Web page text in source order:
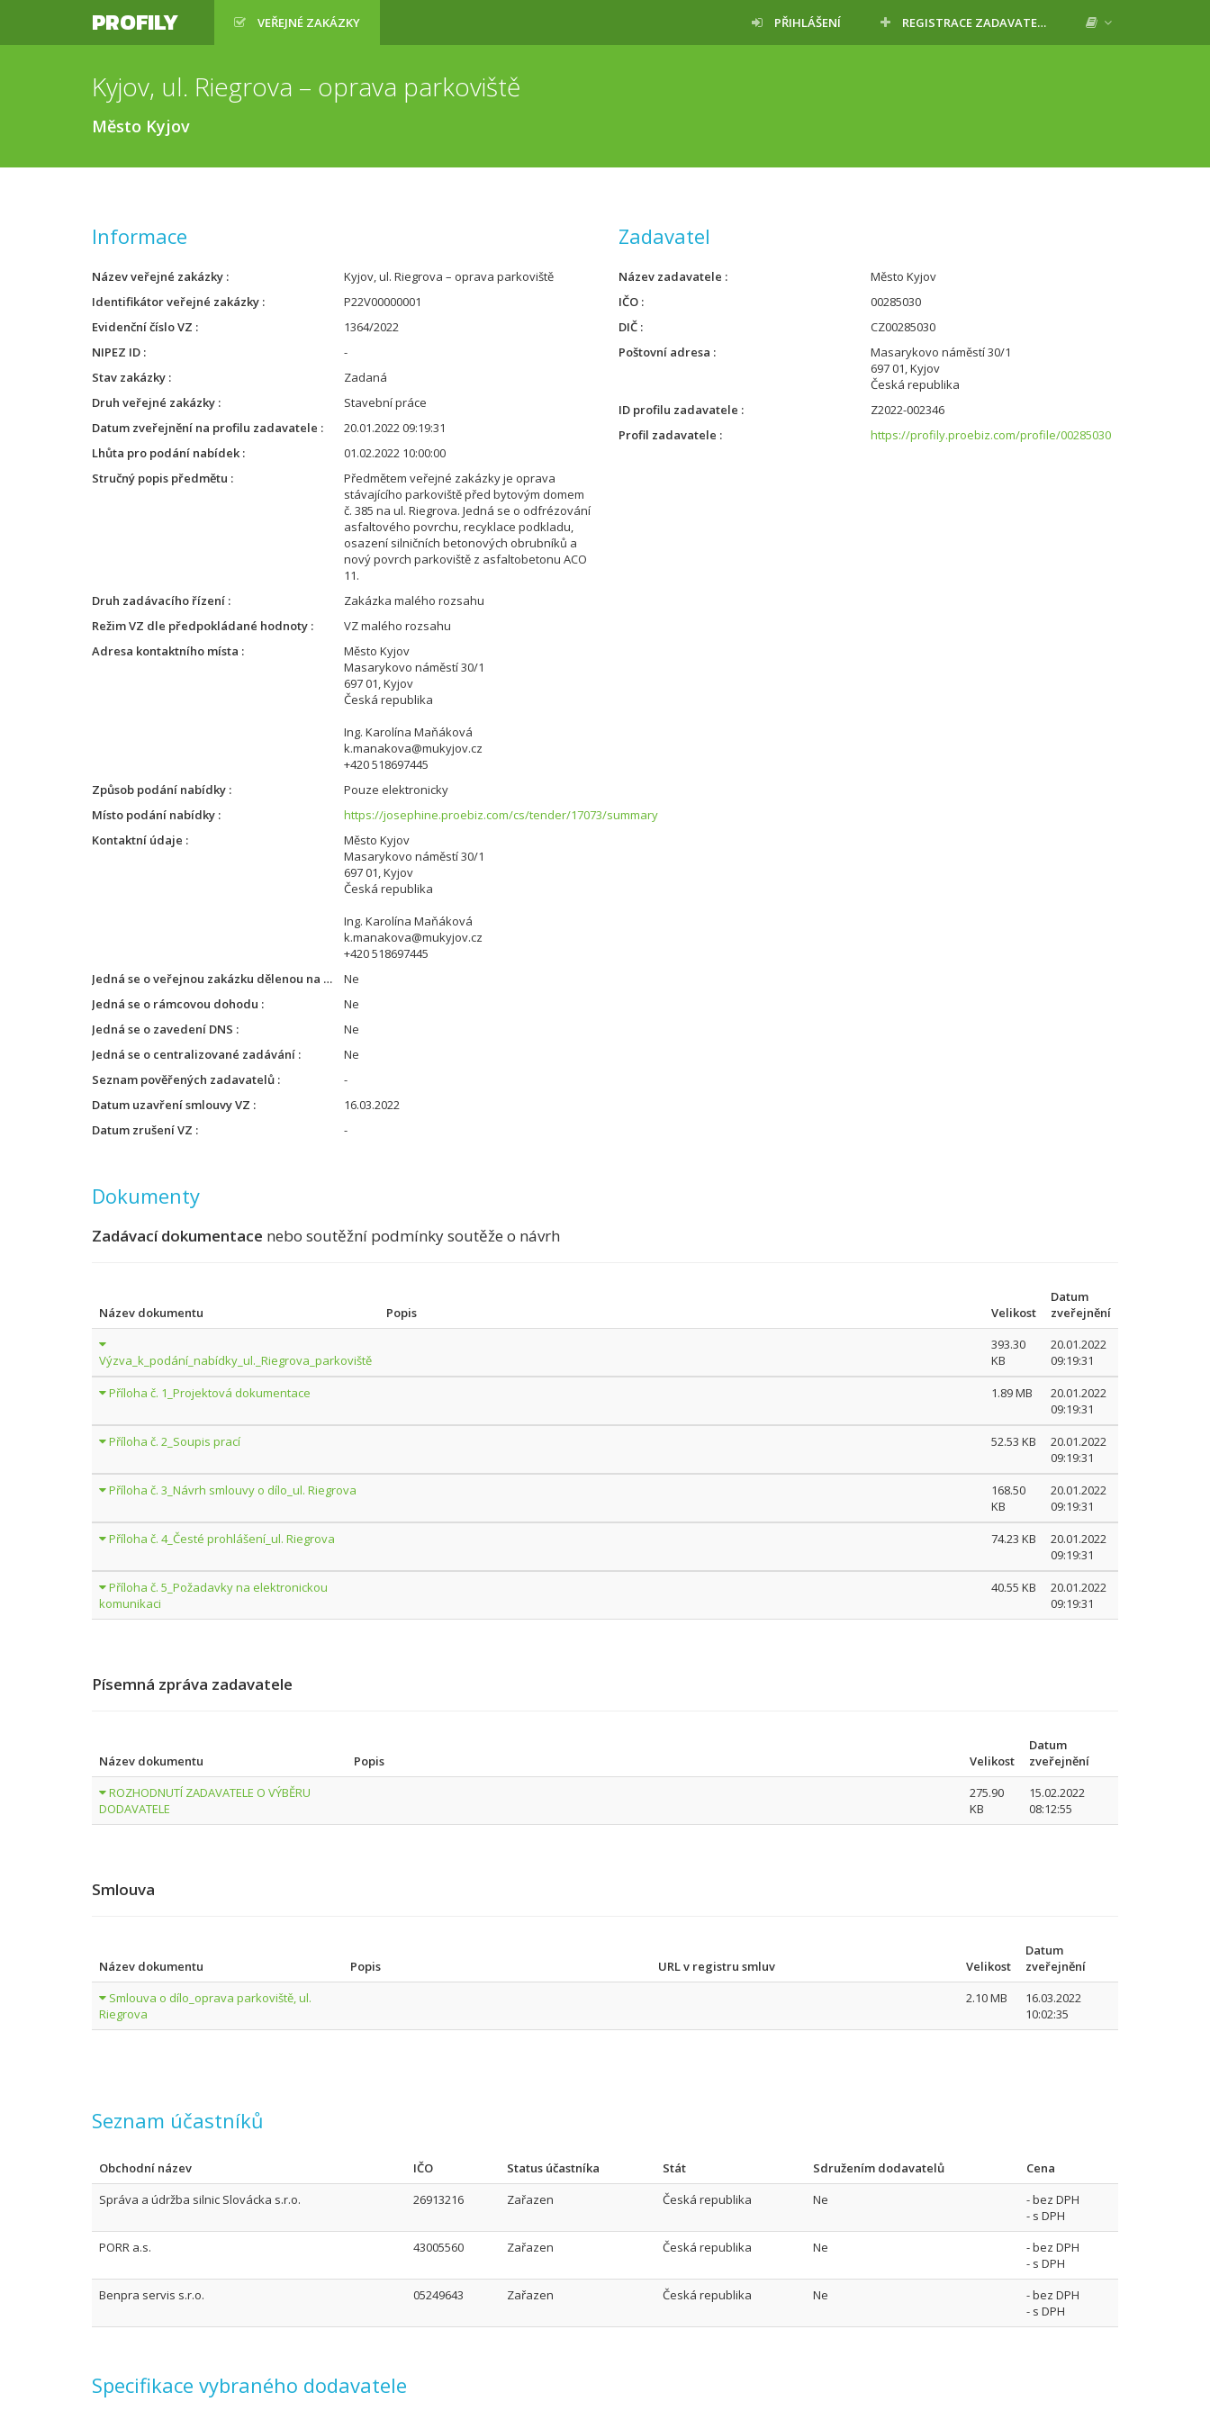
PROFILY VEŘEJNÉ ZAKÁZKY PŘIHLÁŠENÍ REGISTRACE ZADAVATELE
Kyjov, ul. Riegrova – oprava parkoviště
Město Kyjov
Informace
Název veřejné zakázky
Kyjov, ul. Riegrova – oprava parkoviště
Identifikátor veřejné zakázky
P22V00000001
Evidenční číslo VZ
1364/2022
NIPEZ ID
-
Stav zakázky
Zadaná
Druh veřejné zakázky
Stavební práce
Datum zveřejnění na profilu zadavatele
20.01.2022 09:19:31
Lhůta pro podání nabídek
01.02.2022 10:00:00
Stručný popis předmětu
Předmětem veřejné zakázky je oprava
stávajícího parkoviště před bytovým domem
č. 385 na ul. Riegrova. Jedná se o odfrézování
asfaltového povrchu, recyklace podkladu,
osazení silničních betonových obrubníků a
nový povrch parkoviště z asfaltobetonu ACO
11.
Druh zadávacího řízení
Zakázka malého rozsahu
Režim VZ dle předpokládané hodnoty
VZ malého rozsahu
Adresa kontaktního místa
Město Kyjov
Masarykovo náměstí 30/1
697 01, Kyjov
Česká republika
Ing. Karolína Maňáková
k.manakova@mukyjov.cz
+420 518697445
Způsob podání nabídky
Pouze elektronicky
Místo podání nabídky
https://josephine.proebiz.com/cs/tender/17073/summary
Kontaktní údaje
Město Kyjov
Masarykovo náměstí 30/1
697 01, Kyjov
Česká republika
Ing. Karolína Maňáková
k.manakova@mukyjov.cz
+420 518697445
Jedná se o veřejnou zakázku dělenou na části
Ne
Jedná se o rámcovou dohodu
Ne
Jedná se o zavedení DNS
Ne
Jedná se o centralizované zadávání
Ne
Seznam pověřených zadavatelů
-
Datum uzavření smlouvy VZ
16.03.2022
Datum zrušení VZ
-
Zadavatel
Název zadavatele
Město Kyjov
IČO
00285030
DIČ
CZ00285030
Poštovní adresa
Masarykovo náměstí 30/1
697 01, Kyjov
Česká republika
ID profilu zadavatele
Z2022-002346
Profil zadavatele
https://profily.proebiz.com/profile/00285030
Dokumenty
Zadávací dokumentace nebo soutěžní podmínky soutěže o návrh
Název dokumentu Popis Velikost
Datum
zveřejnění
Výzva_k_podání_nabídky_ul._Riegrova_parkoviště
393.30
KB
20.01.2022
09:19:31
Příloha č. 1_Projektová dokumentace
1.89 MB
20.01.2022
09:19:31
Příloha č. 2_Soupis prací
52.53 KB
20.01.2022
09:19:31
Příloha č. 3_Návrh smlouvy o dílo_ul. Riegrova
168.50
KB
20.01.2022
09:19:31
Příloha č. 4_Česté prohlášení_ul. Riegrova
74.23 KB
20.01.2022
09:19:31
Příloha č. 5_Požadavky na elektronickou
komunikaci
40.55 KB
20.01.2022
09:19:31
Písemná zpráva zadavatele
Název dokumentu Popis Velikost
Datum
zveřejnění
ROZHODNUTÍ ZADAVATELE O VÝBĚRU
DODAVATELE
275.90
KB
15.02.2022
08:12:55
Smlouva
Název dokumentu Popis URL v registru smluv Velikost
Datum
zveřejnění
Smlouva o dílo_oprava parkoviště, ul.
Riegrova
2.10 MB
16.03.2022
10:02:35
Seznam účastníků
Obchodní název IČO Status účastníka Stát Sdružením dodavatelů
Cena
Správa a údržba silnic Slovácka s.r.o.
26913216 Zařazen Česká republika Ne
- bez DPH
- s DPH
PORR a.s.
43005560 Zařazen Česká republika Ne
- bez DPH
- s DPH
Benpra servis s.r.o.
05249643 Zařazen Česká republika Ne
- bez DPH
- s DPH
Specifikace vybraného dodavatele